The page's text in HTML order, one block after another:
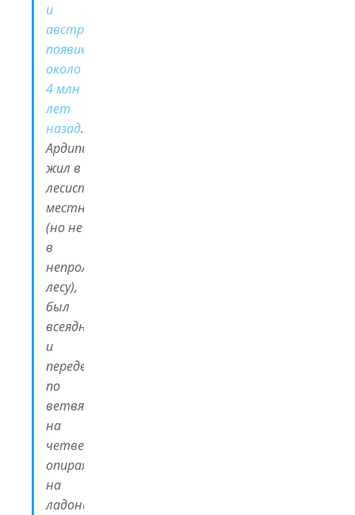
и
австралопитеками,
появившимися
около
4 млн
лет
назад.
Ардипитек
жил в
лесистой
местности
(но не
в
непролазном
лесу),
был
всеядным
и
передвигался
по
ветвям
на
четвереньках,
опираясь
на
ладони,